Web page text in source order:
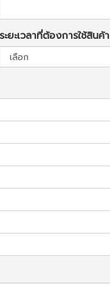
ระยะเวลาที่ต้องการใช้สินค้า